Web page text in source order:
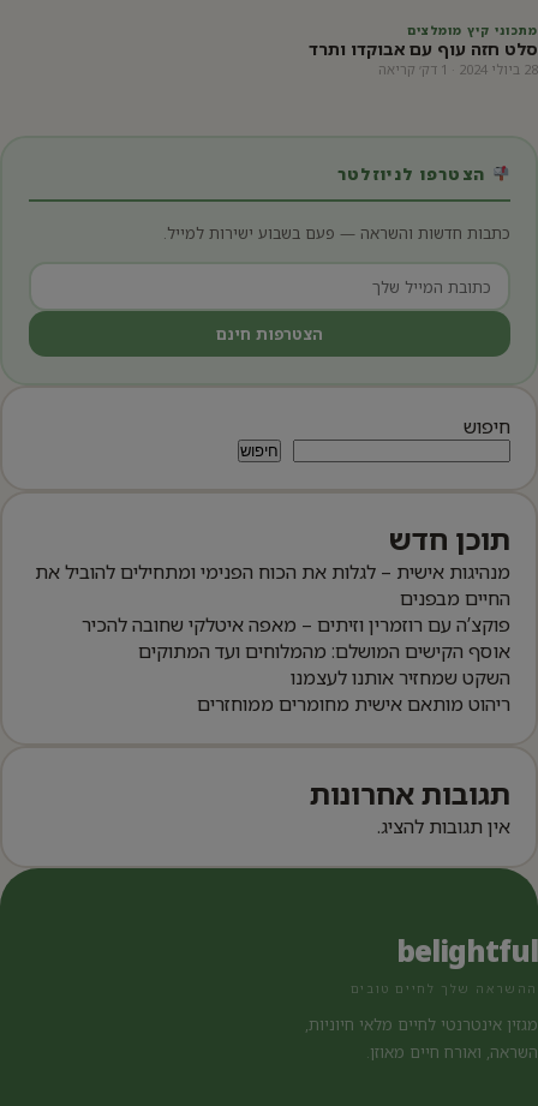
מתכוני קיץ מומלצים
סלט חזה עוף עם אבוקדו ותרד
28 ביולי 2024 · 1 דק׳ קריאה
הצטרפו לניוזלטר
כתבות חדשות והשראה — פעם בשבוע ישירות למייל.
הצטרפות חינם
חיפוש
חיפוש
תוכן חדש
מנהיגות אישית – לגלות את הכוח הפנימי ומתחילים להוביל את
החיים מבפנים
פוקצ’ה עם רוזמרין וזיתים – מאפה איטלקי שחובה להכיר
אוסף הקישים המושלם: מהמלוחים ועד המתוקים
השקט שמחזיר אותנו לעצמנו
ריהוט מותאם אישית מחומרים ממוחזרים
תגובות אחרונות
אין תגובות להציג.
belightful
ההשראה שלך לחיים טובים
מגזין אינטרנטי לחיים מלאי חיוניות,
השראה, ואורח חיים מאוזן.